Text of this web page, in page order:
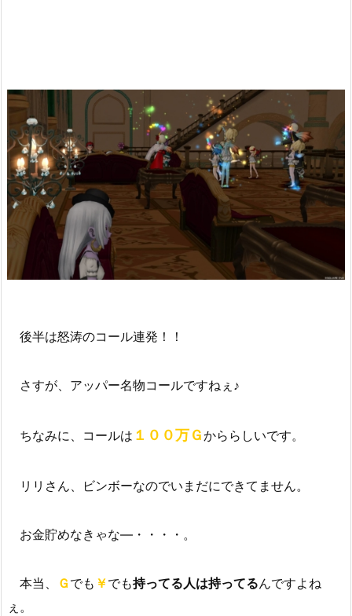
後半は怒涛のコール連発！！
さすが、アッパー名物コールですねぇ♪
ちなみに、コールは １００万Ｇかららしいです。
リリさん、ビンボーなのでいまだにできてません。
お金貯めなきゃな―・・・・。
本当、 Ｇ でも ￥でも持ってる人は持ってるんですよね
ぇ。